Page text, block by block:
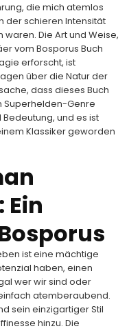
die mich atemlos
der schieren Intensität
Die Art und Weise,
vom Bosporus Buch
erforscht, ist
über die Natur der
dass dieses Buch
Superhelden-Genre
und es ist
Klassiker geworden
Ein
ist eine mächtige
haben, einen
wer wir sind oder
atemberaubend.
sein einzigartiger Stil
hinzu. Die